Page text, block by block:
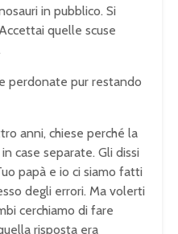
in pubblico. Si
quelle scuse
perdonate pur restando
anni, chiese perché la
case separate. Gli dissi
papà e io ci siamo fatti
degli errori. Ma volerti
cerchiamo di fare
risposta era